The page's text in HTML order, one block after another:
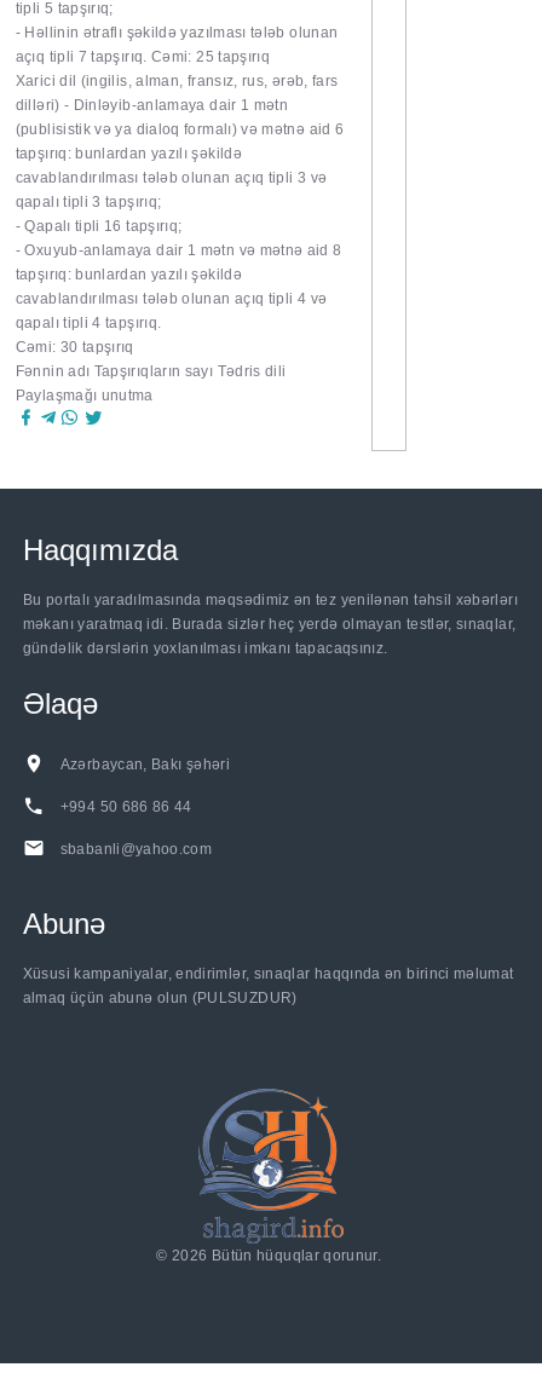
tipli 5 tapşırıq;
- Həllinin ətraflı şəkildə yazılması tələb olunan
açıq tipli 7 tapşırıq. Cəmi: 25 tapşırıq
Xarici dil (ingilis, alman, fransız, rus, ərəb, fars
dilləri) - Dinləyib-anlamaya dair 1 mətn
(publisistik və ya dialoq formalı) və mətnə aid 6
tapşırıq: bunlardan yazılı şəkildə
cavablandırılması tələb olunan açıq tipli 3 və
qapalı tipli 3 tapşırıq;
- Qapalı tipli 16 tapşırıq;
- Oxuyub-anlamaya dair 1 mətn və mətnə aid 8
tapşırıq: bunlardan yazılı şəkildə
cavablandırılması tələb olunan açıq tipli 4 və
qapalı tipli 4 tapşırıq.
Cəmi: 30 tapşırıq
Fənnin adı Tapşırıqların sayı Tədris dili
Paylaşmağı unutma
Haqqımızda
Bu portalı yaradılmasında məqsədimiz ən tez yenilənən təhsil xəbərlərı
məkanı yaratmaq idi. Burada sizlər heç yerdə olmayan testlər, sınaqlar,
gündəlik dərslərin yoxlanılması imkanı tapacaqsınız.
Əlaqə
Azərbaycan, Bakı şəhəri
+994 50 686 86 44
sbabanli@yahoo.com
Abunə
Xüsusi kampaniyalar, endirimlər, sınaqlar haqqında ən birinci məlumat
almaq üçün abunə olun (PULSUZDUR)
©2026 Bütün hüquqlar qorunur.